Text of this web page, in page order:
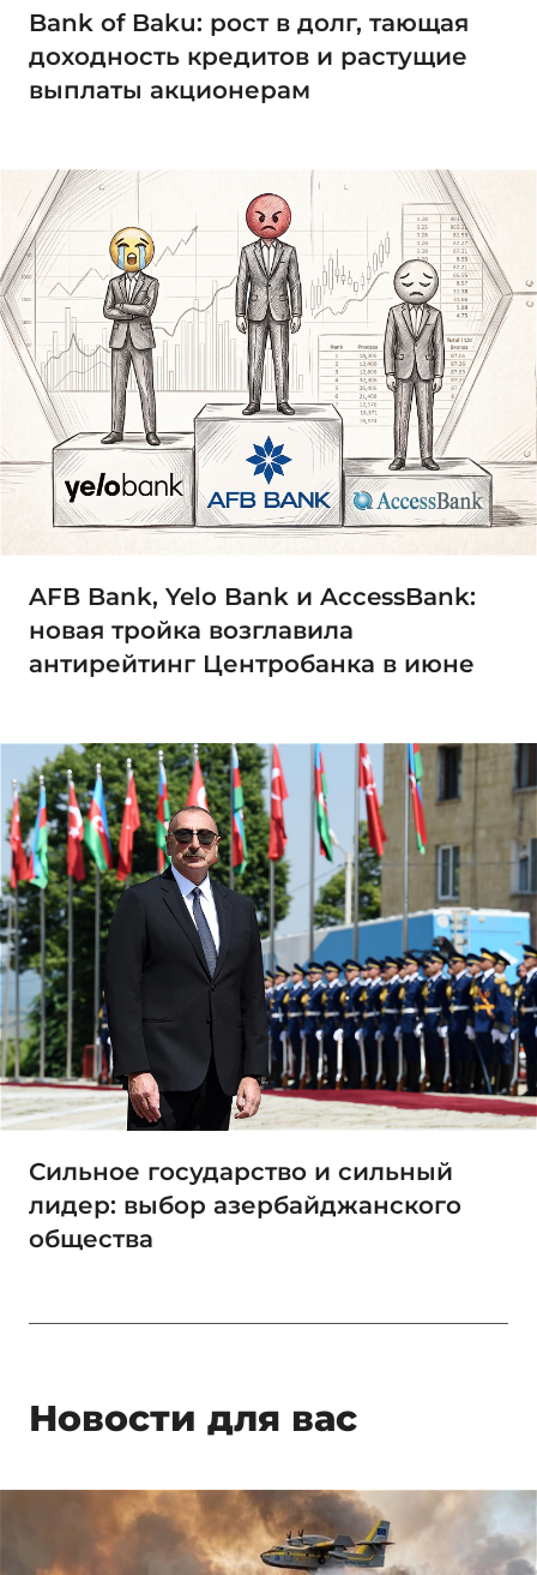
Bank of Baku: рост в долг, тающая
доходность кредитов и растущие
выплаты акционерам
AFB Bank, Yelo Bank и AccessBank:
новая тройка возглавила
антирейтинг Центробанка в июне
Сильное государство и сильный
лидер: выбор азербайджанского
общества
Новости для вас